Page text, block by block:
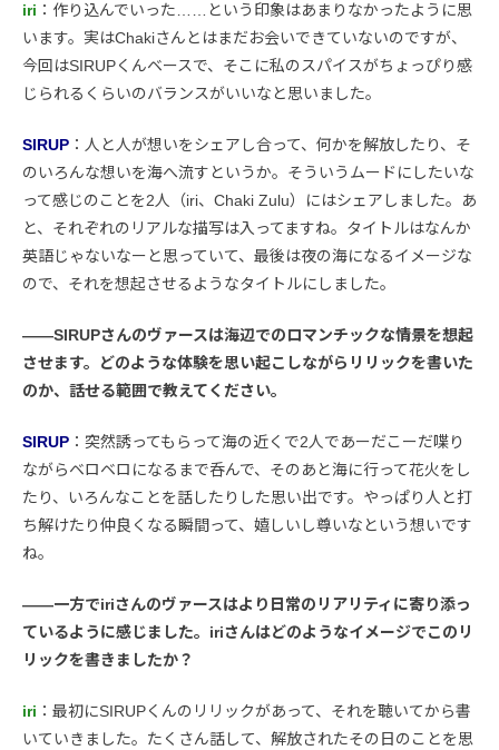
iri ：作り込んでいった……という印象はあまりなかったように思
います。実はChakiさんとはまだお会いできていないのですが、
今回はSIRUPくんベースで、そこに私のスパイスがちょっぴり感
じられるくらいのバランスがいいなと思いました。
SIRUP ：人と人が想いをシェアし合って、何かを解放したり、そ
のいろんな想いを海へ流すというか。そういうムードにしたいな
って感じのことを2人（iri、Chaki Zulu）にはシェアしました。あ
と、それぞれのリアルな描写は入ってますね。タイトルはなんか
英語じゃないなーと思っていて、最後は夜の海になるイメージな
ので、それを想起させるようなタイトルにしました。
――SIRUPさんのヴァースは海辺でのロマンチックな情景を想起
させます。どのような体験を思い起こしながらリリックを書いた
のか、話せる範囲で教えてください。
SIRUP ：突然誘ってもらって海の近くで2人であーだこーだ喋り
ながらベロベロになるまで呑んで、そのあと海に行って花火をし
たり、いろんなことを話したりした思い出です。やっぱり人と打
ち解けたり仲良くなる瞬間って、嬉しいし尊いなという想いです
ね。
――一方でiriさんのヴァースはより日常のリアリティに寄り添っ
ているように感じました。iriさんはどのようなイメージでこのリ
リックを書きましたか？
iri ：最初にSIRUPくんのリリックがあって、それを聴いてから書
いていきました。たくさん話して、解放されたその日のことを思